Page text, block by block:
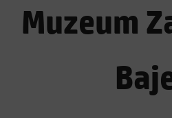
Muzeum